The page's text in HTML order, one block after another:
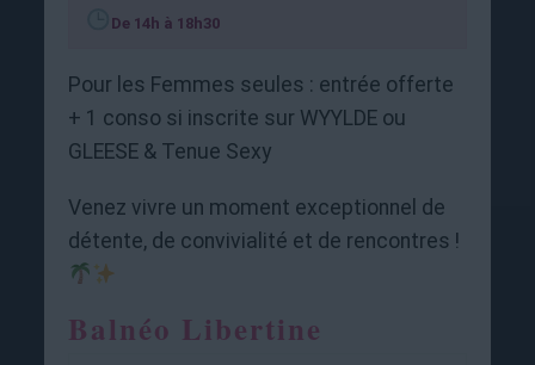
De 14h à 18h30
Pour les Femmes seules : entrée offerte
+ 1 conso si inscrite sur WYYLDE ou
GLEESE & Tenue Sexy
Venez vivre un moment exceptionnel de
détente, de convivialité et de rencontres !
Balnéo Libertine